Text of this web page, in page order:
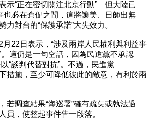
“正在密切關注北京行動”，但大陸已
也必在倉促之間，這將讓美、日師出無
對台的“保護承諾”大失效力。
日表示，“涉及兩岸人民權利與利益事
這仍是一句空話，因為民進黨不承認
“談判代替對抗”。不過，民進黨
措施，至少可降低彼此的敵意，有利於兩
調查結果“海巡署”確有疏失或執法過
員，使整起事件告一段落。